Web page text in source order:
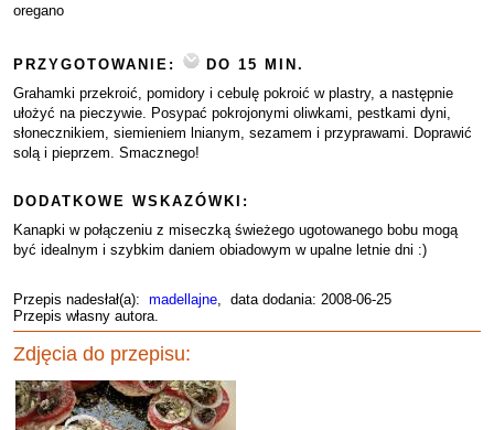
oregano
PRZYGOTOWANIE:
DO 15 MIN.
Grahamki przekroić, pomidory i cebulę pokroić w plastry, a następnie
ułożyć na pieczywie. Posypać pokrojonymi oliwkami, pestkami dyni,
słonecznikiem, siemieniem lnianym, sezamem i przyprawami. Doprawić
solą i pieprzem. Smacznego!
DODATKOWE WSKAZÓWKI:
Kanapki w połączeniu z miseczką świeżego ugotowanego bobu mogą
być idealnym i szybkim daniem obiadowym w upalne letnie dni :)
Przepis nadesłał(a): madellajne, data dodania: 2008-06-25
Przepis własny autora.
Zdjęcia do przepisu: